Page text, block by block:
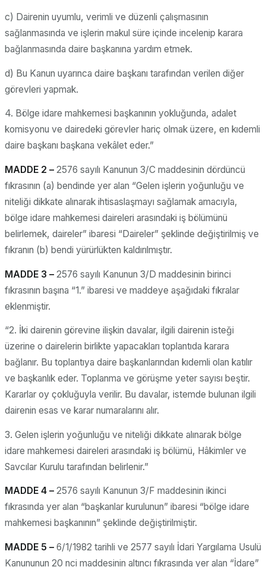
c) Dairenin uyumlu, verimli ve düzenli çalışmasının
sağlanmasında ve işlerin makul süre içinde incelenip karara
bağlanmasında daire başkanına yardım etmek.
d) Bu Kanun uyarınca daire başkanı tarafından verilen diğer
görevleri yapmak.
4. Bölge idare mahkemesi başkanının yokluğunda, adalet
komisyonu ve dairedeki görevler hariç olmak üzere, en kıdemli
daire başkanı başkana vekâlet eder.”
MADDE 2 – 2576 sayılı Kanunun 3/C maddesinin dördüncü
fıkrasının (a) bendinde yer alan “Gelen işlerin yoğunluğu ve
niteliği dikkate alınarak ihtisaslaşmayı sağlamak amacıyla,
bölge idare mahkemesi daireleri arasındaki iş bölümünü
belirlemek, daireler” ibaresi “Daireler” şeklinde değiştirilmiş ve
fıkranın (b) bendi yürürlükten kaldırılmıştır.
MADDE 3 – 2576 sayılı Kanunun 3/D maddesinin birinci
fıkrasının başına “1.” ibaresi ve maddeye aşağıdaki fıkralar
eklenmiştir.
“2. İki dairenin görevine ilişkin davalar, ilgili dairenin isteği
üzerine o dairelerin birlikte yapacakları toplantıda karara
bağlanır. Bu toplantıya daire başkanlarından kıdemli olan katılır
ve başkanlık eder. Toplanma ve görüşme yeter sayısı beştir.
Kararlar oy çokluğuyla verilir. Bu davalar, istemde bulunan ilgili
dairenin esas ve karar numaralarını alır.
3. Gelen işlerin yoğunluğu ve niteliği dikkate alınarak bölge
idare mahkemesi daireleri arasındaki iş bölümü, Hâkimler ve
Savcılar Kurulu tarafından belirlenir.”
MADDE 4 – 2576 sayılı Kanunun 3/F maddesinin ikinci
fıkrasında yer alan “başkanlar kurulunun” ibaresi “bölge idare
mahkemesi başkanının” şeklinde değiştirilmiştir.
MADDE 5 – 6/1/1982 tarihli ve 2577 sayılı İdari Yargılama Usulü
Kanununun 20 nci maddesinin altıncı fıkrasında yer alan “İdare”